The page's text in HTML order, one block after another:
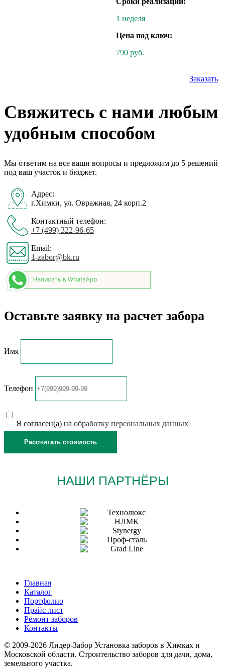
1 неделя
Цена под ключ:
790 руб.
Заказать
Свяжитесь с нами любым
удобным способом
Мы ответим на все ваши вопросы и предложим до 5 решений
под ваш участок и бюджет.
Адрес:
г.Химки, ул. Овражная, 24 корп.2
Контактный телефон:
+7 (499) 322-96-65
Email:
1-zabor@bk.ru
Оставьте заявку на расчет забора
Имя
Телефон
Я согласен(а) на обработку персональных данных
НАШИ ПАРТНЁРЫ
Главная
Каталог
Портфолио
Прайс лист
Ремонт заборов
Контакты
© 2009-2026 Лидер-Забор Установка заборов в Химках и
Московской области. Строительство заборов для дачи, дома,
земельного участка.